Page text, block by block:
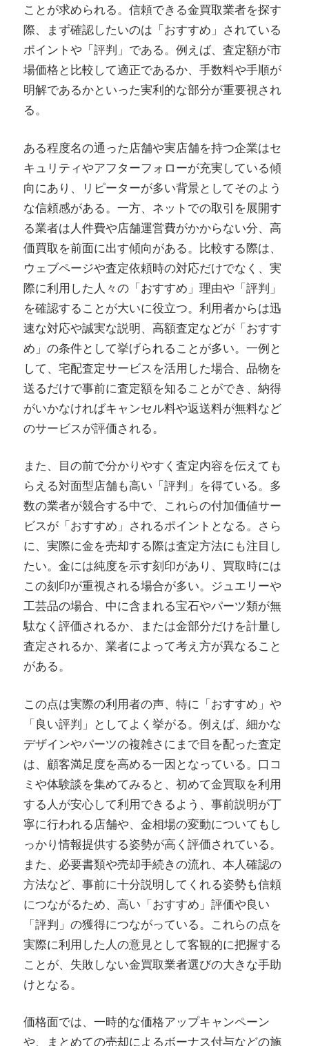
ことが求められる。信頼できる金買取業者を探す
際、まず確認したいのは「おすすめ」されている
ポイントや「評判」である。例えば、査定額が市
場価格と比較して適正であるか、手数料や手順が
明解であるかといった実利的な部分が重要視され
る。
ある程度名の通った店舗や実店舗を持つ企業はセ
キュリティやアフターフォローが充実している傾
向にあり、リピーターが多い背景としてそのよう
な信頼感がある。一方、ネットでの取引を展開す
る業者は人件費や店舗運営費がかからない分、高
価買取を前面に出す傾向がある。比較する際は、
ウェブページや査定依頼時の対応だけでなく、実
際に利用した人々の「おすすめ」理由や「評判」
を確認することが大いに役立つ。利用者からは迅
速な対応や誠実な説明、高額査定などが「おすす
め」の条件として挙げられることが多い。一例と
して、宅配査定サービスを活用した場合、品物を
送るだけで事前に査定額を知ることができ、納得
がいかなければキャンセル料や返送料が無料など
のサービスが評価される。
また、目の前で分かりやすく査定内容を伝えても
らえる対面型店舗も高い「評判」を得ている。多
数の業者が競合する中で、これらの付加価値サー
ビスが「おすすめ」されるポイントとなる。さら
に、実際に金を売却する際は査定方法にも注目し
たい。金には純度を示す刻印があり、買取時には
この刻印が重視される場合が多い。ジュエリーや
工芸品の場合、中に含まれる宝石やパーツ類が無
駄なく評価されるか、または金部分だけを計量し
査定されるか、業者によって考え方が異なること
がある。
この点は実際の利用者の声、特に「おすすめ」や
「良い評判」としてよく挙がる。例えば、細かな
デザインやパーツの複雑さにまで目を配った査定
は、顧客満足度を高める一因となっている。口コ
ミや体験談を集めてみると、初めて金買取を利用
する人が安心して利用できるよう、事前説明が丁
寧に行われる店舗や、金相場の変動についてもし
っかり情報提供する姿勢が高く評価されている。
また、必要書類や売却手続きの流れ、本人確認の
方法など、事前に十分説明してくれる姿勢も信頼
につながるため、高い「おすすめ」評価や良い
「評判」の獲得につながっている。これらの点を
実際に利用した人の意見として客観的に把握する
ことが、失敗しない金買取業者選びの大きな手助
けとなる。
価格面では、一時的な価格アップキャンペーン
や、まとめての売却によるボーナス付与などの施